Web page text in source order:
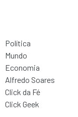
Política
Mundo
Economia
Alfredo Soares
Click da Fé
Click Geek